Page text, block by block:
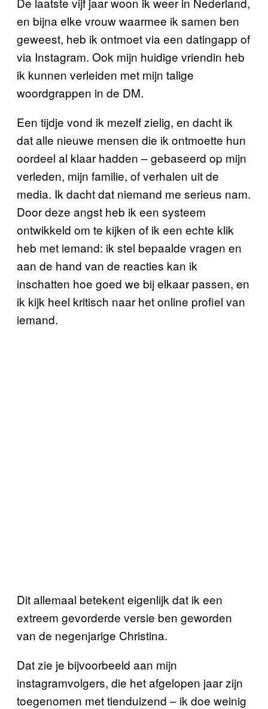
en bijna elke vrouw waarmee ik samen ben
geweest, heb ik ontmoet via een datingapp of
via Instagram. Ook mijn huidige vriendin heb
ik kunnen verleiden met mijn talige
woordgrappen in de DM.
Een tijdje vond ik mezelf zielig, en dacht ik
dat alle nieuwe mensen die ik ontmoette hun
oordeel al klaar hadden – gebaseerd op mijn
verleden, mijn familie, of verhalen uit de
media. Ik dacht dat niemand me serieus nam.
Door deze angst heb ik een systeem
ontwikkeld om te kijken of ik een echte klik
heb met iemand: ik stel bepaalde vragen en
aan de hand van de reacties kan ik
inschatten hoe goed we bij elkaar passen, en
ik kijk heel kritisch naar het online profiel van
iemand.
Dit allemaal betekent eigenlijk dat ik een
extreem gevorderde versie ben geworden
van de negenjarige Christina.
Dat zie je bijvoorbeeld aan mijn
instagramvolgers, die het afgelopen jaar zijn
toegenomen met tienduizend – ik doe weinig